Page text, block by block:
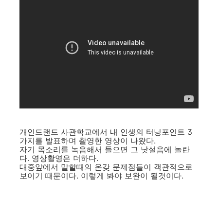
개인드랜드 사관학교에서 내 인생의 터닝포인트 3
가지를 발표하며 촬영한 영상이 나왔다.
자기 목소리를 녹음해서 들으면 그 낫설음에 놀란
다. 영상촬영은 더하다.
대중앞에서 말할때의 온갖 문제점들이 객관적으로
보이기 때문이다. 이렇게 봐야 보완이 될것이다.